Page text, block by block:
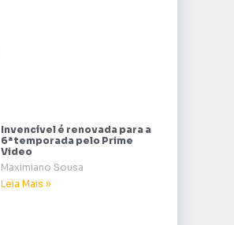
Invencível é renovada para a
6ª temporada pelo Prime
Video
Maximiano Sousa
Leia Mais »